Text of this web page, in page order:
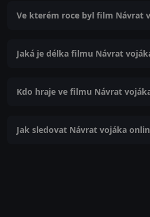
Ve kterém roce byl film Návrat
Jaká je délka filmu Návrat
Kdo hraje ve filmu Návrat
Jak sledovat Návrat vojáka